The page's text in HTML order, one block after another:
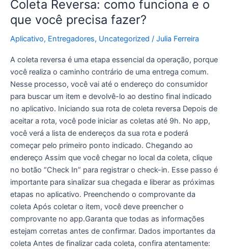
Coleta Reversa: como funciona e o
que você precisa fazer?
Aplicativo, Entregadores, Uncategorized / Julia Ferreira
A coleta reversa é uma etapa essencial da operação, porque
você realiza o caminho contrário de uma entrega comum.
Nesse processo, você vai até o endereço do consumidor
para buscar um item e devolvê-lo ao destino final indicado
no aplicativo. Iniciando sua rota de coleta reversa Depois de
aceitar a rota, você pode iniciar as coletas até 9h. No app,
você verá a lista de endereços da sua rota e poderá
começar pelo primeiro ponto indicado. Chegando ao
endereço Assim que você chegar no local da coleta, clique
no botão “Check In” para registrar o check-in. Esse passo é
importante para sinalizar sua chegada e liberar as próximas
etapas no aplicativo. Preenchendo o comprovante da
coleta Após coletar o item, você deve preencher o
comprovante no app.Garanta que todas as informações
estejam corretas antes de confirmar. Dados importantes da
coleta Antes de finalizar cada coleta, confira atentamente: